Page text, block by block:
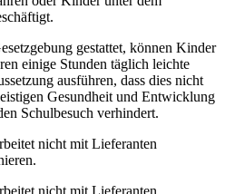
gestattet, können Kinder
einige Stunden täglich leichte
ausführen, dass dies nicht
Gesundheit und Entwicklung
Schulbesuch verhindert.
nicht mit Lieferanten